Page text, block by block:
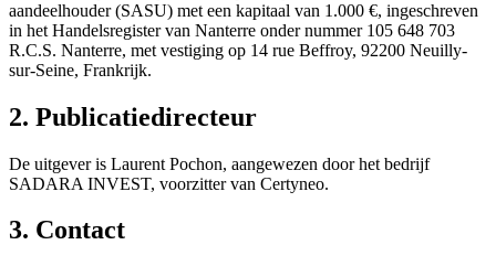
aandeelhouder (SASU) met een kapitaal van 1.000 €, ingeschreven
in het Handelsregister van Nanterre onder nummer 105 648 703
R.C.S. Nanterre, met vestiging op 14 rue Beffroy, 92200 Neuilly-
sur-Seine, Frankrijk.
2. Publicatiedirecteur
De uitgever is Laurent Pochon, aangewezen door het bedrijf
SADARA INVEST, voorzitter van Certyneo.
3. Contact